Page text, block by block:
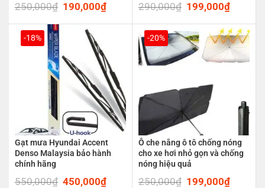
250,000₫ Original
was:
250,000₫.
190,000₫Current
is:
190,000₫.
290,000₫ Original
was:
290,000₫.
199,000₫Current
is:
-18%
Gạt mưa Hyundai Accent
Denso Malaysia bảo hành
chính hãng
550,000₫ Original
450,000₫Current
-20%
Ô che nắng ô tô chống nóng
cho xe hơi nhỏ gọn và chống
nóng hiệu quả
250,000₫ Original
199,000₫Current